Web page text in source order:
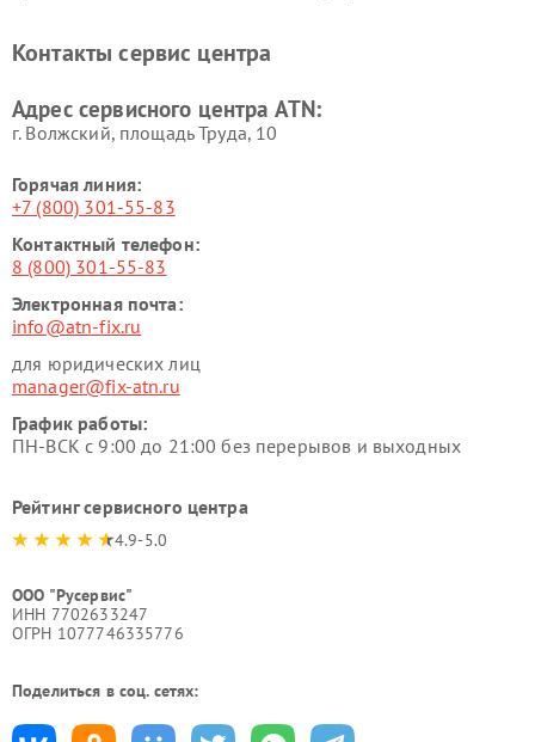
Контакты сервис центра
Адрес сервисного центра ATN:
г. Волжский, площадь Труда, 10
Горячая линия:
+7 (800) 301-55-83
Контактный телефон:
8 (800) 301-55-83
Электронная почта:
info@atn-fix.ru
для юридических лиц
manager@fix-atn.ru
График работы:
ПН-ВСК с 9:00 до 21:00 без перерывов и выходных
Рейтинг сервисного центра
4.9-5.0
ООО "Русервис"
ИНН 7702633247
ОГРН 1077746335776
Поделиться в соц. сетях: